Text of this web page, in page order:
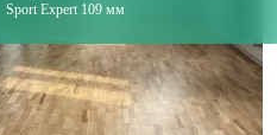
Sport Expert 109 мм